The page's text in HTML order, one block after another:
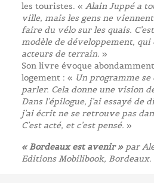
les touristes. « Alain Juppé a
ville, mais les gens ne
faire du vélo sur les quais.
modèle de développement, qui
acteurs de terrain. »
Son livre évoque
logement : « Un programme se
parler. Cela donne une vision
Dans l’épilogue, j’ai essayé de
j’ai écrit ne se retrouve pas
C’est acté, et c’est pensé. »
« Bordeaux est avenir »par
Editions Mobilibook, Bordeaux.